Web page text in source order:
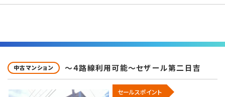
中古マンション ～４路線利用可能～セザール第二日吉
セールスポイント